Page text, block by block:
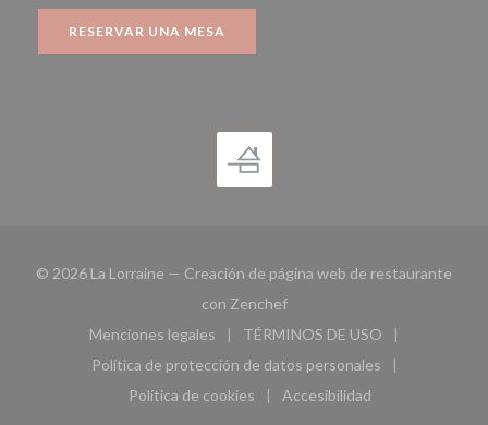
RESERVAR UNA MESA
© 2026 La Lorraine — Creación de página web de restaurante
con Zenchef((abre en una nueva ventana))
Menciones legales
((abre en una nueva ventana))
TÉRMINOS DE USO
((abre en una nueva
Política de protección de datos personales
((abre en una nueva ventana))
Política de cookies
((abre en una nueva ventana))
Accesibilidad